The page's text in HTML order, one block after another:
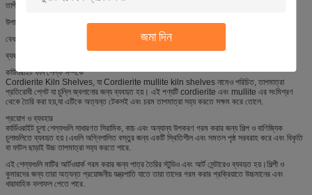
জমা দিন
তাপীয় সম্প্রসারণ সহগঃ 2.2×10-6/°C
উপাদানঃ কর্ডিয়ারিট-মুলিট
বেধঃ ১০-৩০ মিমি
ব্যবহারঃ চুল্লি ফায়ারিং
কর্ডিওরাইট ফান শেল্ফ সম্পর্কে
Cordierite Kiln Shelves, যা Cordierite mullite kiln shelves নামেও পরিচিত, তাপমাত্রা
প্রতিরোধী প্লেট যা চুল্লি জ্বলানোর জন্য ব্যবহৃত হয়। এই পণ্যটি cordierite এবং mullite এর সংমিশ্রণ
থেকে তৈরি করা হয়,যা এটিকে অত্যন্ত টেকসই এবং চরম তাপমাত্রা সহ্য করতে সক্ষম করে তোলে.
প্রয়োগ ও ব্যবহার
কার্ডিওরাইট চুলা শেল্ফগুলি সাধারণত সিরামিক, কাচ এবং অন্যান্য উপকরণ গরম করার জন্য শিল্প ও বাণিজ্যিক
চুলাগুলিতে ব্যবহৃত হয়।এগুলি অগ্নিশালিত বস্তুর জন্য একটি স্থিতিশীল এবং সমতল পৃষ্ঠ সরবরাহ করে এবং বিকৃতি
বা ফাটল ছাড়াই উচ্চ তাপমাত্রা সহ্য করতে পারে.
এই শেল্ফগুলি মাটির আর্টওয়ার্ক গরম করার জন্য পাত্র তৈরির স্টুডিও এবং আর্ট সেন্টারেও ব্যবহৃত হয়।শিল্পী ও
কুমারদের জন্য তারা অত্যন্ত প্রয়োজনীয় যন্ত্রপাতি যাতে তারা তাদের গরম করার প্রক্রিয়াতে উচ্চমানের এবং
ধারাবাহিক ফলাফল পেতে পারে.